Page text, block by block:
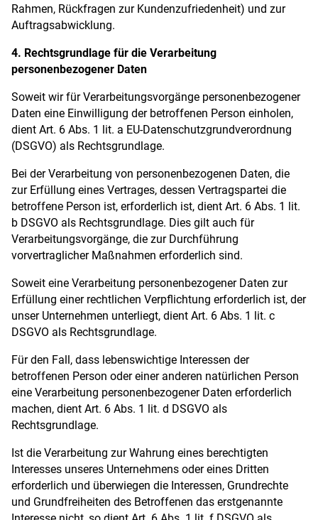
Rahmen, Rückfragen zur Kundenzufriedenheit) und zur
Auftragsabwicklung.
4. Rechtsgrundlage für die Verarbeitung
personenbezogener Daten
Soweit wir für Verarbeitungsvorgänge personenbezogener
Daten eine Einwilligung der betroffenen Person einholen,
dient Art. 6 Abs. 1 lit. a EU-Datenschutzgrundverordnung
(DSGVO) als Rechtsgrundlage.
Bei der Verarbeitung von personenbezogenen Daten, die
zur Erfüllung eines Vertrages, dessen Vertragspartei die
betroffene Person ist, erforderlich ist, dient Art. 6 Abs. 1 lit.
b DSGVO als Rechtsgrundlage. Dies gilt auch für
Verarbeitungsvorgänge, die zur Durchführung
vorvertraglicher Maßnahmen erforderlich sind.
Soweit eine Verarbeitung personenbezogener Daten zur
Erfüllung einer rechtlichen Verpflichtung erforderlich ist, der
unser Unternehmen unterliegt, dient Art. 6 Abs. 1 lit. c
DSGVO als Rechtsgrundlage.
Für den Fall, dass lebenswichtige Interessen der
betroffenen Person oder einer anderen natürlichen Person
eine Verarbeitung personenbezogener Daten erforderlich
machen, dient Art. 6 Abs. 1 lit. d DSGVO als
Rechtsgrundlage.
Ist die Verarbeitung zur Wahrung eines berechtigten
Interesses unseres Unternehmens oder eines Dritten
erforderlich und überwiegen die Interessen, Grundrechte
und Grundfreiheiten des Betroffenen das erstgenannte